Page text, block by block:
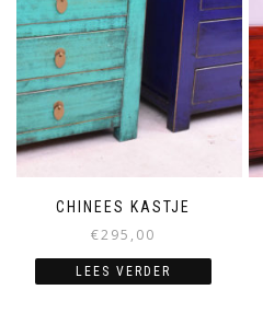
CHINEES KASTJE
€295,00
LEES VERDER